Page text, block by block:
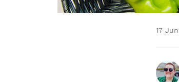
17